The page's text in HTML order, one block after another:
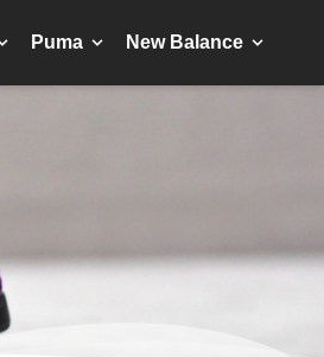
Puma New Balance